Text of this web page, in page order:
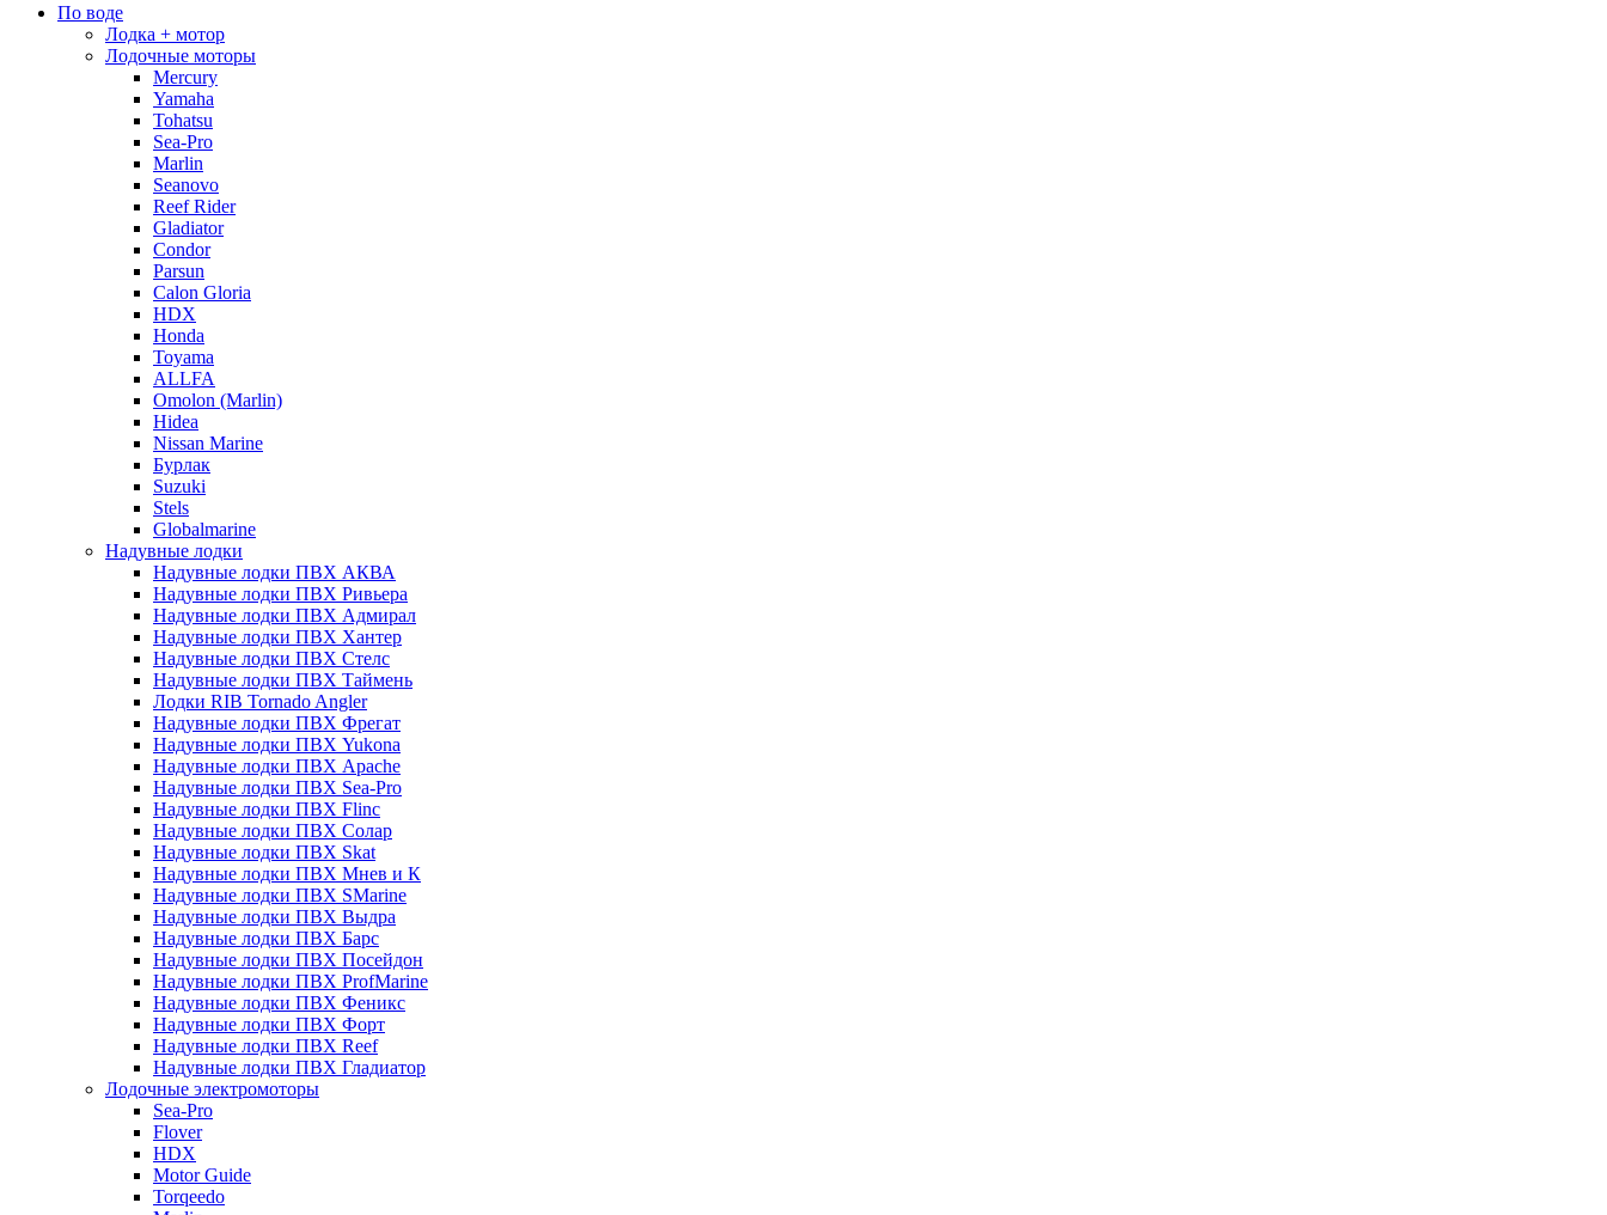
По воде
Лодка + мотор
Лодочные моторы
Mercury
Yamaha
Tohatsu
Sea-Pro
Marlin
Seanovo
Reef Rider
Gladiator
Condor
Parsun
Calon Gloria
HDX
Honda
Toyama
ALLFA
Omolon (Marlin)
Hidea
Nissan Marine
Бурлак
Suzuki
Stels
Globalmarine
Надувные лодки
Надувные лодки ПВХ АКВА
Надувные лодки ПВХ Ривьера
Надувные лодки ПВХ Адмирал
Надувные лодки ПВХ Хантер
Надувные лодки ПВХ Стелс
Надувные лодки ПВХ Таймень
Лодки RIB Tornado Angler
Надувные лодки ПВХ Фрегат
Надувные лодки ПВХ Yukona
Надувные лодки ПВХ Apache
Надувные лодки ПВХ Sea-Pro
Надувные лодки ПВХ Flinc
Надувные лодки ПВХ Солар
Надувные лодки ПВХ Skat
Надувные лодки ПВХ Мнев и К
Надувные лодки ПВХ SMarine
Надувные лодки ПВХ Выдра
Надувные лодки ПВХ Барс
Надувные лодки ПВХ Посейдон
Надувные лодки ПВХ ProfMarine
Надувные лодки ПВХ Феникс
Надувные лодки ПВХ Форт
Надувные лодки ПВХ Reef
Надувные лодки ПВХ Гладиатор
Лодочные электромоторы
Sea-Pro
Flover
HDX
Motor Guide
Torqeedo